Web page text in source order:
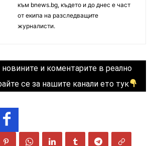
към bnews.bg, където и до днес е част
от екипа на разследващите
журналисти.
новините и коментарите в реално
се за нашите канали ето тук